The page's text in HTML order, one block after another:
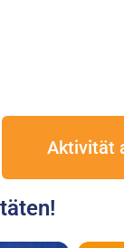
Aktivität